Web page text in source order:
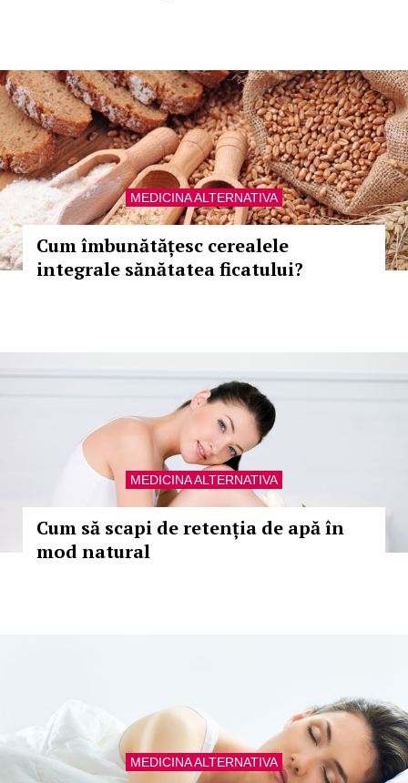
MEDICINA ALTERNATIVA
Cum îmbunătățesc cerealele
integrale sănătatea ficatului?
MEDICINA ALTERNATIVA
Cum să scapi de retenția de apă în
mod natural
MEDICINA ALTERNATIVA